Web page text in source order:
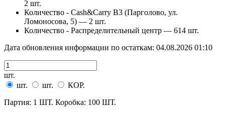
2 шт.
Количество - Cash&Carry B3 (Парголово, ул.
Ломоносова, 5) — 2 шт.
Количество - Распределительный центр — 614 шт.
Дата обновления информации по остаткам: 04.08.2026 01:10
шт.
шт.
шт.
КОР.
Партия: 1 ШТ. Коробка: 100 ШТ.